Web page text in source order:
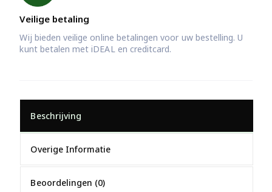
Veilige betaling
Wij bieden veilige online betalingen voor uw bestelling. U
kunt betalen met iDEAL en creditcard.
Beschrijving
Overige Informatie
Beoordelingen (0)